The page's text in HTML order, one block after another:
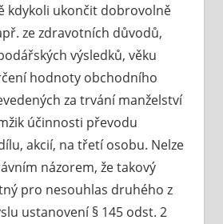
kdykoli ukončit dobrovolně
ze zdravotních důvodů,
výsledků, věku
hodnoty obchodního
za trvání manželství
účinnosti převodu
akcií, na třetí osobu. Nelze
názorem, že takový
pro nesouhlas druhého z
ustanovení § 145 odst. 2